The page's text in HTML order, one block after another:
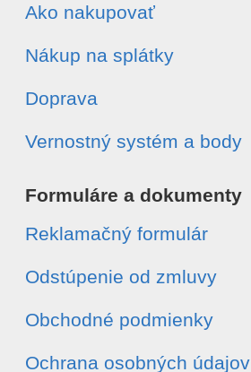
Ako nakupovať
Nákup na splátky
Doprava
Vernostný systém a body
Formuláre a dokumenty
Reklamačný formulár
Odstúpenie od zmluvy
Obchodné podmienky
Ochrana osobných údajov